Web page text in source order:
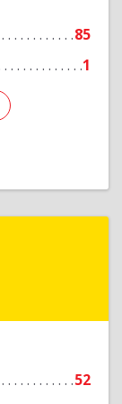
85
1
52